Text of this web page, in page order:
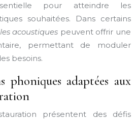
pour atteindre les
souhaitées. Dans certains
acoustiques peuvent offrir une
permettant de moduler
besoins.
phoniques adaptées aux
présentent des défis